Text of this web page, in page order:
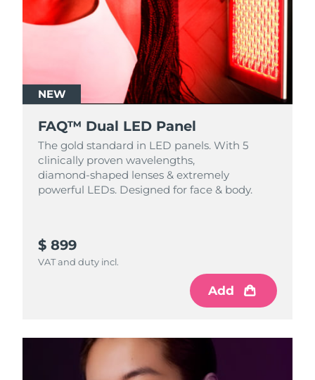
NEW
FAQ™ Dual LED Panel
The gold standard in LED panels. With 5
clinically proven wavelengths,
diamond‑shaped lenses & extremely
powerful LEDs. Designed for face & body.
$ 899
VAT and duty incl.
Add